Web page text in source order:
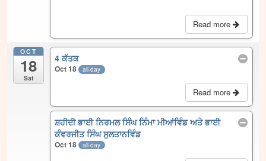
Read more
OCT
18
Sat
4 ਕੱਤਕ
Oct 18 all-day
Read more
ਸ਼ਹੀਦੀ ਭਾਈ ਨਿਰਮਲ ਸਿੰਘ ਨਿੰਮਾ ਮੀਆਂਵਿੰਡ ਅਤੇ ਭਾਈ
ਕੰਵਰਜੀਤ ਸਿੰਘ ਸੁਲਤਾਨਵਿੰਡ
Oct 18 all-day